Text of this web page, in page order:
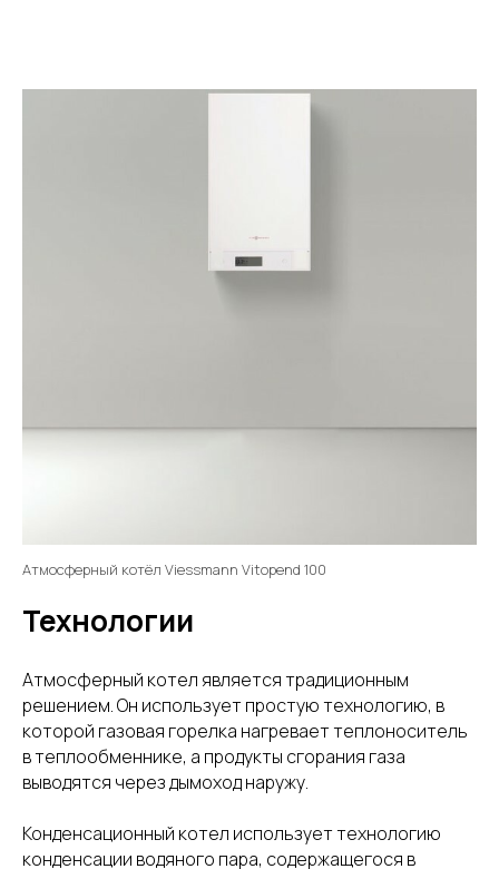
Атмосферный котёл Viessmann Vitopend 100
Технологии
Атмосферный котел является традиционным
решением. Он использует простую технологию, в
которой газовая горелка нагревает теплоноситель
в теплообменнике, а продукты сгорания газа
выводятся через дымоход наружу.
Конденсационный котел использует технологию
конденсации водяного пара, содержащегося в